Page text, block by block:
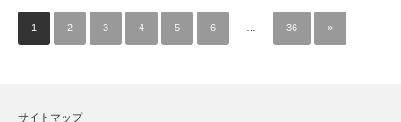
1 2 3 4 5 6 36 »
サイトマップ